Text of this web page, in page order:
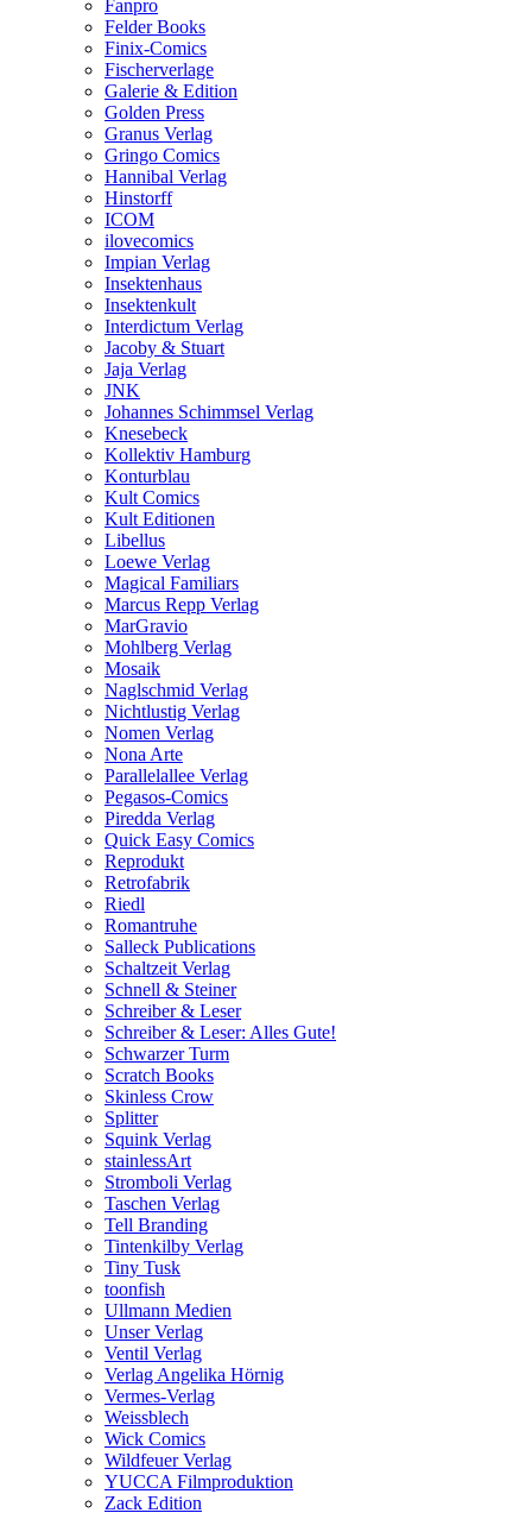
Fanpro
Felder Books
Finix-Comics
Fischerverlage
Galerie & Edition
Golden Press
Granus Verlag
Gringo Comics
Hannibal Verlag
Hinstorff
ICOM
ilovecomics
Impian Verlag
Insektenhaus
Insektenkult
Interdictum Verlag
Jacoby & Stuart
Jaja Verlag
JNK
Johannes Schimmsel Verlag
Knesebeck
Kollektiv Hamburg
Konturblau
Kult Comics
Kult Editionen
Libellus
Loewe Verlag
Magical Familiars
Marcus Repp Verlag
MarGravio
Mohlberg Verlag
Mosaik
Naglschmid Verlag
Nichtlustig Verlag
Nomen Verlag
Nona Arte
Parallelallee Verlag
Pegasos-Comics
Piredda Verlag
Quick Easy Comics
Reprodukt
Retrofabrik
Riedl
Romantruhe
Salleck Publications
Schaltzeit Verlag
Schnell & Steiner
Schreiber & Leser
Schreiber & Leser: Alles Gute!
Schwarzer Turm
Scratch Books
Skinless Crow
Splitter
Squink Verlag
stainlessArt
Stromboli Verlag
Taschen Verlag
Tell Branding
Tintenkilby Verlag
Tiny Tusk
toonfish
Ullmann Medien
Unser Verlag
Ventil Verlag
Verlag Angelika Hörnig
Vermes-Verlag
Weissblech
Wick Comics
Wildfeuer Verlag
YUCCA Filmproduktion
Zack Edition